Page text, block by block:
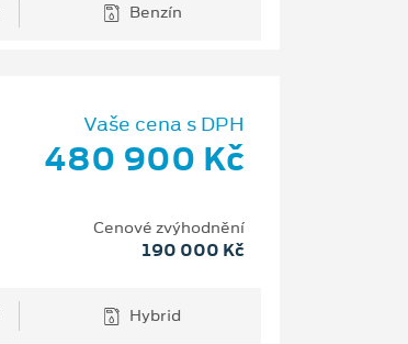
Benzín
Vaše cena s DPH
480 900 Kč
Cenové zvýhodnění
190 000 Kč
Hybrid